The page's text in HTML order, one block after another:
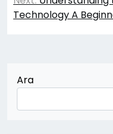
Technology A
Ara